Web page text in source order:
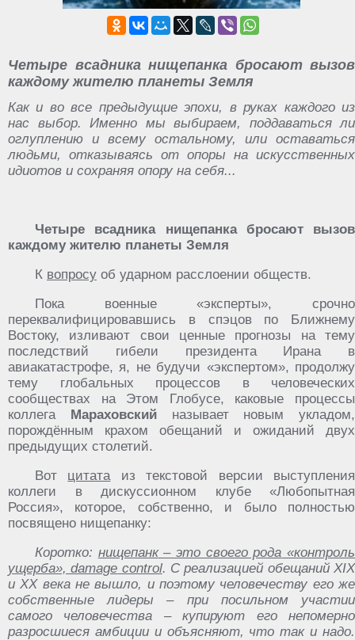
Четыре всадника нищепанка бросают вызов
каждому жителю планеты Земля
Как и во все предыдущие эпохи, в руках каждого из
нас выбор. Именно мы выбираем, поддаваться ли
оглуплению и всему остальному, или оставаться
людьми, отказываясь от опоры на искусственных
идиотов и сохраняя опору на себя...
Четыре всадника нищепанка бросают вызов
каждому жителю планеты Земля
К вопросу об ударном расслоении обществ.
Пока военные «эксперты», срочно
переквалифицировавшись в спэцов по Ближнему
Востоку, изливают свои ценные прогнозы на тему
последствий гибели президента Ирана в
авиакатастрофе, я, не будучи «экспертом», продолжу
тему глобальных процессов в человеческих
сообществах на Этом Глобусе, каковые процессы
коллега Мараховский называет новым укладом,
порождённым крахом обещаний и ожиданий двух
предыдущих столетий.
Вот цитатаиз текстовой версии выступления
коллеги в дискуссионном клубе «Любопытная
Россия», которое, собственно, и было полностью
посвящено нищепанку:
Коротко: ‎ нищепанк‏ ‎– ‎это ‎своего ‎рода‏ ‎«контроль
‎ущерба», damage‏ ‎control.‏ ‎С‏ ‎реализацией ‎обещаний ‎XIX
‎и ‎XX‏ ‎века ‎не ‎вышло,‏ ‎и‏ ‎поэтому ‎человечеству‏ ‎его ‎же
‎собственные ‎лидеры‏ ‎– ‎при ‎посильном‏ ‎участии‏
‎самого ‎человечества‏ ‎– ‎купируют‏ ‎его ‎непомерно
‎разросшиеся ‎амбиции ‎и‏ ‎объясняют,‏ ‎что‏ ‎так ‎и‏ ‎надо.